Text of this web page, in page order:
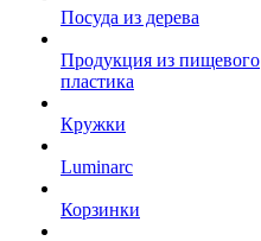
Посуда из дерева
Продукция из пищевого
пластика
Кружки
Luminarc
Корзинки